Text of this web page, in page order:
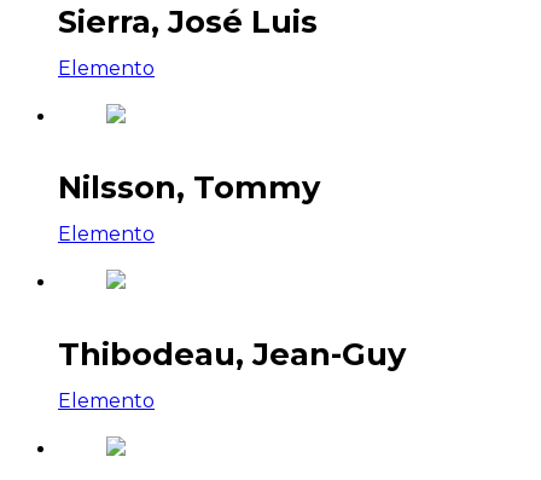
Sierra, José Luis
Elemento
Nilsson, Tommy
Elemento
Thibodeau, Jean-Guy
Elemento